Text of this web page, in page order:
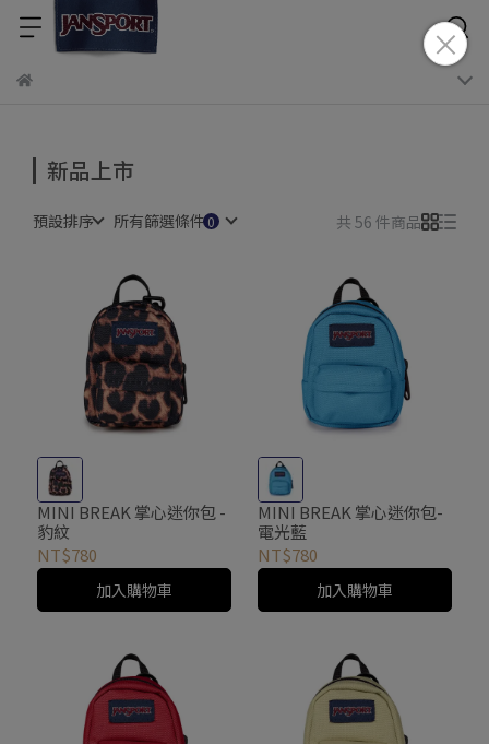
新品上市
預設排序 所有篩選條件 共 56 件商品
MINI BREAK 掌心迷你包 -
豹紋
NT$780
加入購物車
MINI BREAK 掌心迷你包-
電光藍
NT$780
加入購物車